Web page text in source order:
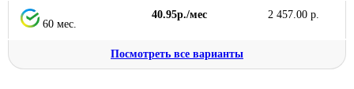
60 мес.
40.95р./мес 2 457.00 р.
Посмотреть все варианты